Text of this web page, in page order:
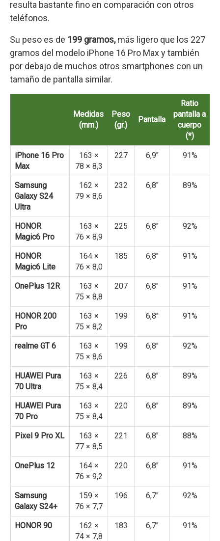
resulta bastante fino en comparación con otros
teléfonos.
Su peso es de 199 gramos,más ligero que los 227
gramos del modelo iPhone 16 Pro Max y también
por debajo de muchos otros smartphones con un
tamaño de pantalla similar.
Medidas
(mm.)
Peso
(gr.)
Pantalla
Ratio
pantalla a
cuerpo
(*)
iPhone 16 Pro
Max
163 ×
78 × 8,3
227 6,9″ 91%
Samsung
Galaxy S24
Ultra
162 ×
79 × 8,6
232 6,8″ 89%
HONOR
Magic6 Pro
163 ×
76 × 8,9
225 6,8″ 92%
HONOR
Magic6 Lite
164 ×
76 × 8,0
185 6,8″ 91%
OnePlus 12R
163 ×
75 × 8,8
207 6,8″ 91%
HONOR 200
Pro
163 ×
75 × 8,2
199 6,8″ 91%
realme GT 6
163 ×
75 × 8,6
199 6,8″ 92%
HUAWEI Pura
70 Ultra
163 ×
75 × 8,4
226 6,8″ 89%
HUAWEI Pura
70 Pro
163 ×
75 × 8,4
220 6,8″ 89%
Pixel 9 Pro XL
163 ×
77 × 8,5
221 6,8″ 88%
OnePlus 12
164 ×
76 × 9,2
220 6,8″ 91%
Samsung
Galaxy S24+
159 ×
76 × 7,7
196 6,7″ 92%
HONOR 90
162 ×
74 × 7,8
183 6,7″ 91%